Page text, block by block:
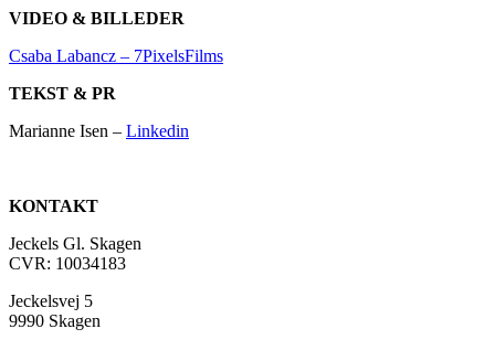
VIDEO & BILLEDER
Csaba Labancz – 7PixelsFilms
TEKST & PR
Marianne Isen – Linkedin
KONTAKT
Jeckels Gl. Skagen
CVR: 10034183
Jeckelsvej 5
9990 Skagen